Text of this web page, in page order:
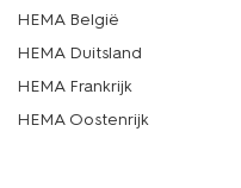
HEMA België
HEMA Duitsland
HEMA Frankrijk
HEMA Oostenrijk